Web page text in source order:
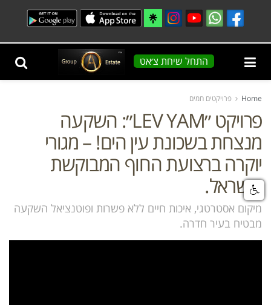
התחל שיחת צ׳אט
Home פרויקטים חמים
פרויקט ״LEV YAM״: השקעה
מנצחת בשכונת עין הים! – מגורי
יוקרה ברצועת החוף המבוקשת
בישראל.
מיקום אסטרטגי, איכות חיים ללא פשרות ופוטנציאל השקעה
מבטיח בעיר חדרה.